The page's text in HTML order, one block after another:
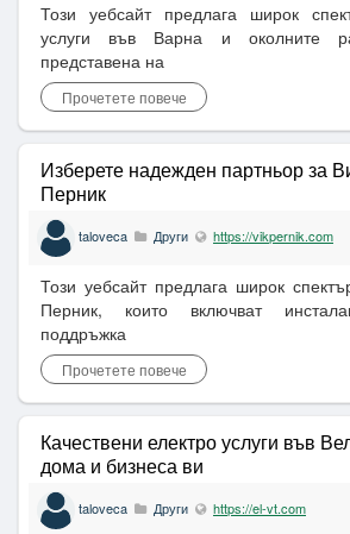
Този уебсайт предлага широк
услуги във Варна и околните
представена на
Прочетете повече
Изберете надежден партньор за
Перник
taloveca Други https://vikpernik.com
Този уебсайт предлага широк
Перник, които включват
поддръжка
Прочетете повече
Качествени електро услуги във
дома и бизнеса ви
taloveca Други https://el-vt.com